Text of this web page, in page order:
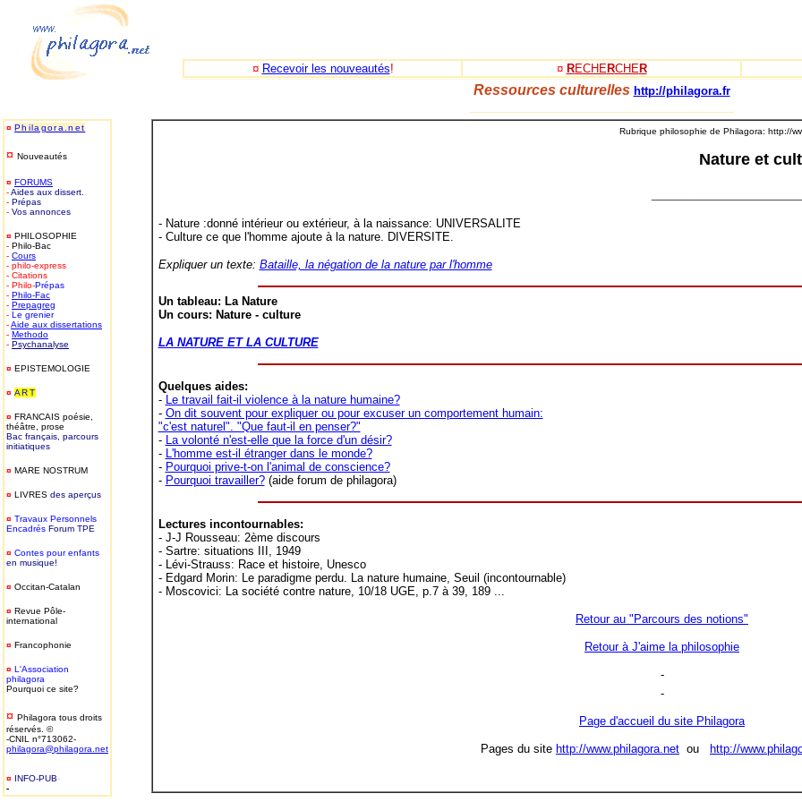
¤ Recevoir les nouveautés! ¤ RECHERCHER
Ressources culturelles http://philagora.fr
¤ Philagora.net
¤ Nouveautés
¤ FORUMS
-Aides aux dissert.
- Prépas
- Vos annonces
¤ PHILOSOPHIE
- Philo-Bac
- Cours
- philo-express
- Citations
- Philo-Prépas
- Philo-Fac
- Prepagreg
- Le grenier
-Aide aux dissertations
- Methodo
- Psychanalyse
¤ EPISTEMOLOGIE
¤ ART
¤ FRANCAIS poésie,
théâtre, prose
Bac français, parcours
initiatiques
¤ MARE NOSTRUM
¤ LIVRES des aperçus
¤ Travaux Personnels
Encadrés Forum TPE
¤ Contes pour enfants
en musique!
¤ Occitan-Catalan
¤ Revue Pôle-
international
¤ Francophonie
¤ L'Association
philagora
Pourquoi ce site?
¤ Philagora tous droits
réservés. ©
-CNIL n°713062-
philagora@philagora.net
¤ INFO-PUB-
-
Rubrique philosophie de Philagora: http://
Nature et
- Nature :donné intérieur ou extérieur, à la naissance: UNIVERSALITE
- Culture ce que l'homme ajoute à la nature. DIVERSITE.
Expliquer un texte: Bataille, la négation de la nature par l'homme
Un tableau: La Nature
Un cours: Nature - culture
LA NATURE ET LA CULTURE
Quelques aides:
- Le travail fait-il violence à la nature humaine?
- On dit souvent pour expliquer ou pour excuser un comportement humain:
"c'est naturel". "Que faut-il en penser?"
- La volonté n'est-elle que la force d'un désir?
- L'homme est-il étranger dans le monde?
- Pourquoi prive-t-on l'animal de conscience?
- Pourquoi travailler?(aide forum de philagora)
Lectures incontournables:
- J-J Rousseau: 2ème discours
- Sartre: situations III, 1949
- Lévi-Strauss: Race et histoire, Unesco
- Edgard Morin: Le paradigme perdu. La nature humaine, Seuil (incontournable)
- Moscovici: La société contre nature, 10/18 UGE, p.7 à 39, 189 ...
Retour au "Parcours des notions"
Retour à J'aime la philosophie
-
-
Page d'accueil du site Philagora
Pages du site http://www.philagora.net ou http://